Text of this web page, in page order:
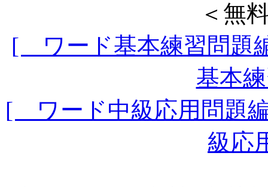
＜無
[ ワード基本練習問
基本
[ ワード中級応用問題
級応